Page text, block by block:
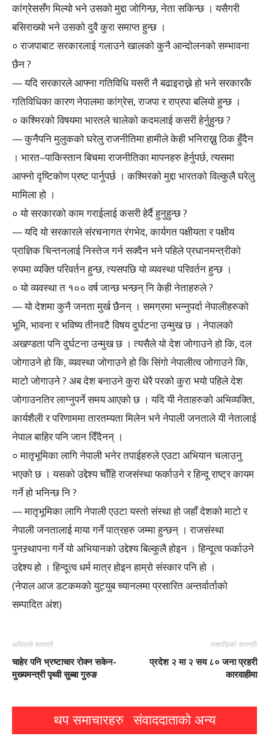
कांग्रेससँग मिल्यो भने उसको मुद्दा जोगिन्छ, नेता सकिन्छ । यसैगरी
बसिराख्यो भने उसको दुवै कुरा समाप्त हुन्छ ।
० राजपाबाट सरकारलाई गलाउने खालको कुनै आन्दोलनको सम्भावना
छैन ?
— यदि सरकारले आफ्ना गतिविधि यसरी नै बढाइराख्ने हो भने सरकारकै
गतिविधिका कारण नेपालमा कांग्रेस, राजपा र राप्रपा बलियो हुन्छ ।
० कश्मिरको विषयमा भारतले चालेको कदमलाई कसरी हेर्नुहुन्छ ?
— कुनैपनि मुलुकको घरेलु राजनीतिमा हामीले केही भनिराख्नु ठिक हुँदैन
। भारत–पाकिस्तान बिचमा राजनीतिका मापनहरु हेर्नुपर्छ, त्यसमा
आफ्नो दृष्टिकोण प्रष्ट पार्नुपर्छ । कश्मिरको मुद्दा भारतको विल्कुलै घरेलु
मामिला हो ।
० यो सरकारको काम गराईलाई कसरी हेर्दै हुनुहुन्छ ?
— यदि यो सरकारले संरचनागत रंगभेद, कार्यगत पक्षीयता र पक्षीय
प्राज्ञिक चिन्तनलाई निस्तेज गर्न सक्दैन भने पहिले प्रधानमन्त्रीको
रुपमा व्यक्ति परिवर्तन हुन्छ, त्यसपछि यो व्यवस्था परिवर्तन हुन्छ ।
० यो व्यवस्था त १०० वर्ष जान्छ भन्छन् नि केही नेताहरुले ?
— यो देशमा कुनै जनता मुर्ख छैनन् । समग्रमा भन्नुपर्दा नेपालीहरुको
भूमि, भावना र भविष्य तीनवटै विषय दुर्घटना उन्मुख छ । नेपालको
अखण्डता पनि दुर्घटना उन्मुख छ । त्यसैले यो देश जोगाउने हो कि, दल
जोगाउने हो कि, व्यवस्था जोगाउने हो कि सिंगो नेपालीत्व जोगाउने कि,
माटो जोगाउने ? अब देश बनाउने कुरा धेरै परको कुरा भयो पहिले देश
जोगाउनतिर लाग्नुपर्ने समय आएको छ । यदि यी नेताहरुको अभिव्यक्ति,
कार्यशैली र परिणाममा तारतम्यता मिलेन भने नेपाली जनताले यी नेतालाई
नेपाल बाहिर पनि जान दिँदैनन् ।
० मातृभूमिका लागि नेपाली भनेर तपाईहरुले एउटा अभियान चलाउनु
भएको छ । यसको उद्देश्य चाँहि राजसंस्था फर्काउने र हिन्दू राष्ट्र कायम
गर्ने हो भनिन्छ नि ?
— मातृभूमिका लागि नेपाली एउटा यस्तो संस्था हो जहाँ देशको माटो र
नेपाली जनतालाई माया गर्ने पात्रहरु जम्मा हुन्छन् । राजसंस्था
पुनस्र्थापना गर्ने यो अभियानको उद्देश्य बिल्कुलै होइन । हिन्दूत्व फर्काउने
उद्देश्य हो । हिन्दूत्व धर्म मात्र होइन हाम्रो संस्कार पनि हो ।
(नेपाल आज डटकमको युट्युब च्यानलमा प्रसारित अन्तर्वार्ताको
सम्पादित अंश)
अघिल्लो सामग्री
चाहेर पनि भ्रष्टाचार रोक्न सकेन-
मुख्यमन्त्री पृथ्वी सुब्बा गुरुङ
यसपछिको सामग्री
प्रदेश २ मा २ सय ८० जना प्रहरी
कारवाहीमा
थप समाचारहरु संवाददाताको अन्य